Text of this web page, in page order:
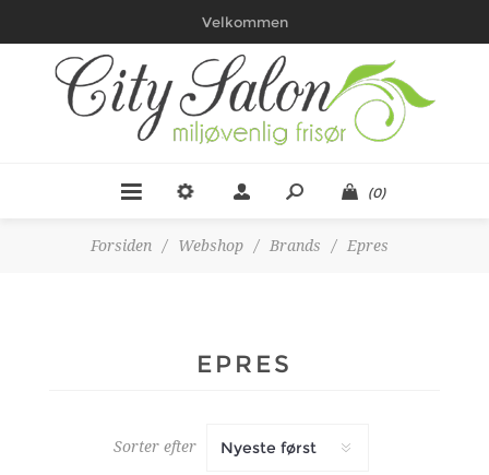
Velkommen
(0)
Forsiden / Webshop / Brands / Epres
EPRES
Sorter efter